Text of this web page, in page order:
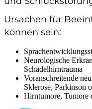
Ursachen für
können sein:
Neurologische
Schädelhirntrauma
Voranschreitende
Sklerose, Parkinson
Hirntumore, Tumore